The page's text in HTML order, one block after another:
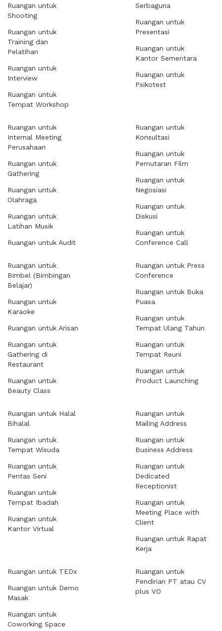
Ruangan untuk
Shooting
Ruangan untuk
Training dan
Pelatihan
Ruangan untuk
Interview
Ruangan untuk
Tempat Workshop
Serbaguna
Ruangan untuk
Presentasi
Ruangan untuk
Kantor Sementara
Ruangan untuk
Psikotest
Ruangan untuk
Internal Meeting
Perusahaan
Ruangan untuk
Gathering
Ruangan untuk
Olahraga
Ruangan untuk
Latihan Musik
Ruangan untuk Audit
Ruangan untuk
Konsultasi
Ruangan untuk
Pemutaran Film
Ruangan untuk
Negosiasi
Ruangan untuk
Diskusi
Ruangan untuk
Conference Call
Ruangan untuk
Bimbel (Bimbingan
Belajar)
Ruangan untuk
Karaoke
Ruangan untuk Arisan
Ruangan untuk
Gathering di
Restaurant
Ruangan untuk
Beauty Class
Ruangan untuk Press
Conference
Ruangan untuk Buka
Puasa
Ruangan untuk
Tempat Ulang Tahun
Ruangan untuk
Tempat Reuni
Ruangan untuk
Product Launching
Ruangan untuk Halal
Bihalal
Ruangan untuk
Tempat Wisuda
Ruangan untuk
Pentas Seni
Ruangan untuk
Tempat Ibadah
Ruangan untuk
Kantor Virtual
Ruangan untuk
Mailing Address
Ruangan untuk
Business Address
Ruangan untuk
Dedicated
Receptionist
Ruangan untuk
Meeting Place with
Client
Ruangan untuk Rapat
Kerja
Ruangan untuk TEDx
Ruangan untuk Demo
Masak
Ruangan untuk
Coworking Space
Ruangan untuk
Pendirian PT atau CV
plus VO